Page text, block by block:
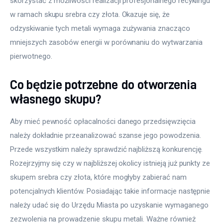
w ramach skupu srebra czy złota. Okazuje się, że
odzyskiwanie tych metali wymaga zużywania znacząco
mniejszych zasobów energii w porównaniu do wytwarzania
pierwotnego.
Co będzie potrzebne do otworzenia
własnego skupu?
Aby mieć pewność opłacalności danego przedsięwzięcia
należy dokładnie przeanalizować szanse jego powodzenia.
Przede wszystkim należy sprawdzić najbliższą konkurencję.
Rozejrzyjmy się czy w najbliższej okolicy istnieją już punkty ze
skupem srebra czy złota, które mogłyby zabierać nam
potencjalnych klientów. Posiadając takie informacje następnie
należy udać się do Urzędu Miasta po uzyskanie wymaganego
zezwolenia na prowadzenie skupu metali. Ważne również